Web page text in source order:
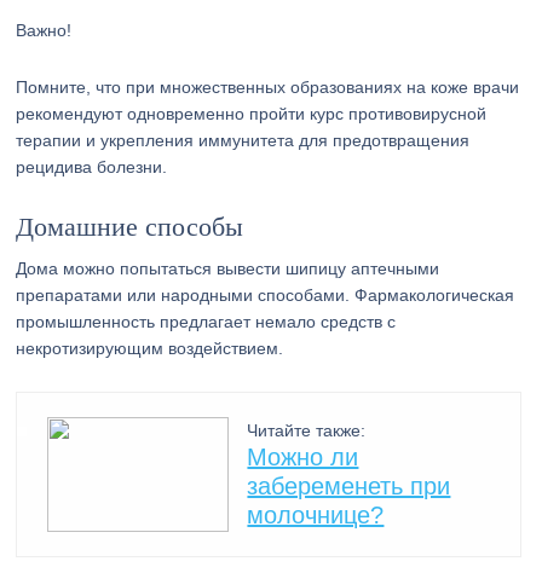
Важно!
Помните, что при множественных образованиях на коже врачи
рекомендуют одновременно пройти курс противовирусной
терапии и укрепления иммунитета для предотвращения
рецидива болезни.
Домашние способы
Дома можно попытаться вывести шипицу аптечными
препаратами или народными способами. Фармакологическая
промышленность предлагает немало средств с
некротизирующим воздействием.
Читайте также:
Можно ли
забеременеть при
молочнице?